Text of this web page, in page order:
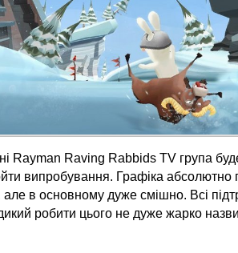
Rayman Raving Rabbids TV група
випробування. Графіка абсолютно
в основному дуже смішно. Всі
робити цього не дуже жарко